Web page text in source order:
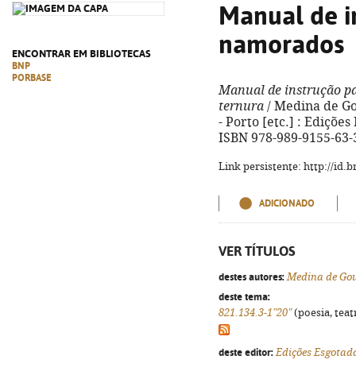
ENCONTRAR EM BIBLIOTECAS
BNP
PORBASE
Manual de
namorados
Manual de instrução
ternura / Medina de
- Porto [etc.] : Edições
ISBN 978-989-9155-63-
Link persistente: http://
ADICIONADO
VER TÍTULOS
destes autores: Medina de
deste tema:
821.134.3-1"20"(poesia,
deste editor: Edições